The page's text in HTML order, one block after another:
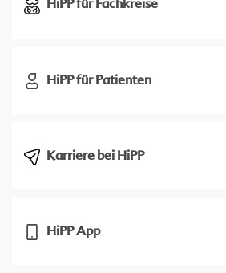
HiPP für Patienten
Karriere bei HiPP
HiPP App